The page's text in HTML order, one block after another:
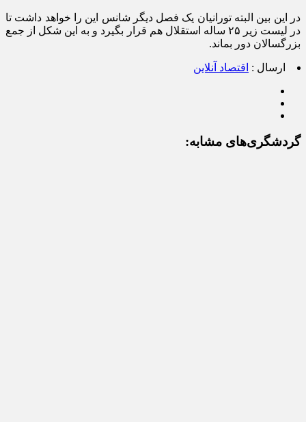
در این بین البته تورانیان یک فصل دیگر شانس این را خواهد داشت تا
در لیست زیر ۲۵ ساله استقلال هم قرار بگیرد و به این شکل از جمع
بزرگسالان دور بماند.
ارسال : اقتصاد آنلاین
گردشگری‌های مشابه: